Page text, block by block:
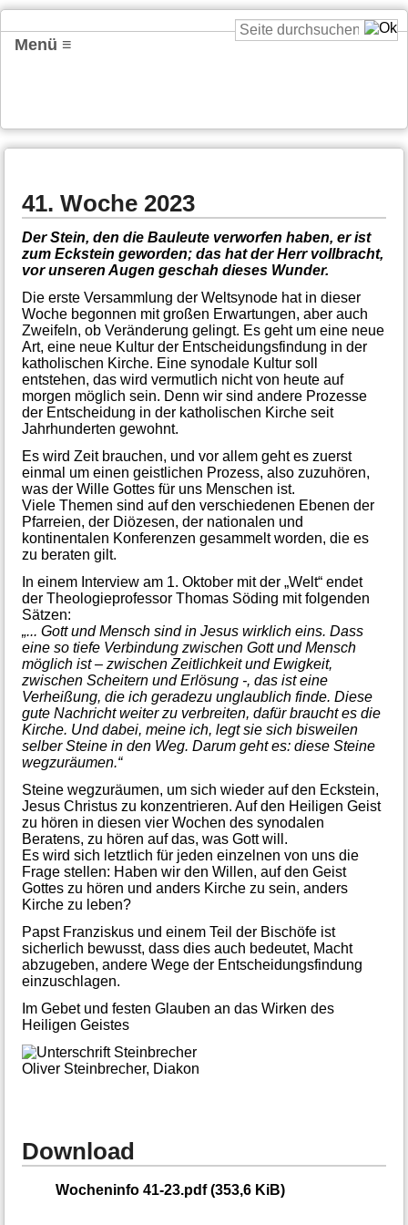
Menü ≡
41. Woche 2023
Der Stein, den die Bauleute verworfen haben, er ist
zum Eckstein geworden; das hat der Herr vollbracht,
vor unseren Augen geschah dieses Wunder.
Die erste Versammlung der Weltsynode hat in dieser
Woche begonnen mit großen Erwartungen, aber auch
Zweifeln, ob Veränderung gelingt. Es geht um eine neue
Art, eine neue Kultur der Entscheidungsfindung in der
katholischen Kirche. Eine synodale Kultur soll
entstehen, das wird vermutlich nicht von heute auf
morgen möglich sein. Denn wir sind andere Prozesse
der Entscheidung in der katholischen Kirche seit
Jahrhunderten gewohnt.
Es wird Zeit brauchen, und vor allem geht es zuerst
einmal um einen geistlichen Prozess, also zuzuhören,
was der Wille Gottes für uns Menschen ist.
Viele Themen sind auf den verschiedenen Ebenen der
Pfarreien, der Diözesen, der nationalen und
kontinentalen Konferenzen gesammelt worden, die es
zu beraten gilt.
In einem Interview am 1. Oktober mit der „Welt“ endet
der Theologieprofessor Thomas Söding mit folgenden
Sätzen:
„... Gott und Mensch sind in Jesus wirklich eins. Dass
eine so tiefe Verbindung zwischen Gott und Mensch
möglich ist – zwischen Zeitlichkeit und Ewigkeit,
zwischen Scheitern und Erlösung -, das ist eine
Verheißung, die ich geradezu unglaublich finde. Diese
gute Nachricht weiter zu verbreiten, dafür braucht es die
Kirche. Und dabei, meine ich, legt sie sich bisweilen
selber Steine in den Weg. Darum geht es: diese Steine
wegzuräumen.“
Steine wegzuräumen, um sich wieder auf den Eckstein,
Jesus Christus zu konzentrieren. Auf den Heiligen Geist
zu hören in diesen vier Wochen des synodalen
Beratens, zu hören auf das, was Gott will.
Es wird sich letztlich für jeden einzelnen von uns die
Frage stellen: Haben wir den Willen, auf den Geist
Gottes zu hören und anders Kirche zu sein, anders
Kirche zu leben?
Papst Franziskus und einem Teil der Bischöfe ist
sicherlich bewusst, dass dies auch bedeutet, Macht
abzugeben, andere Wege der Entscheidungsfindung
einzuschlagen.
Im Gebet und festen Glauben an das Wirken des
Heiligen Geistes
Oliver Steinbrecher, Diakon
Download
Wocheninfo 41-23.pdf(353,6 KiB)